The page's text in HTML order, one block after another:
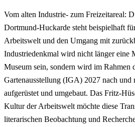
Vom alten Industrie- zum Freizeitareal:
Dortmund-Huckarde steht beispielhaft
Arbeitswelt und den Umgang mit
Industriedenkmal wird nicht länger eine
Museum sein, sondern wird im Rahmen
Gartenausstellung (IGA) 2027 nach und
aufgerüstet und umgebaut. Das Fritz-
Kultur der Arbeitswelt möchte diese
literarischen Beobachtung und